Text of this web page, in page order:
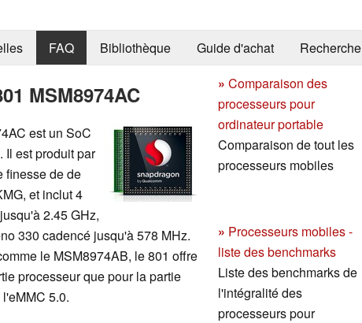
FAQ Bibliothèque Guide d'achat Recherche
MSM8974AC
est un SoC
Il est produit par
finesse de de
et inclut 4
2.45 GHz,
330 cadencé jusqu'à 578 MHz.
le MSM8974AB, le 801 offre
processeur que pour la partie
5.0.
» Comparaison des
processeurs pour
ordinateur portable
Comparaison de tout les
processeurs mobiles
» Processeurs mobiles -
liste des benchmarks
Liste des benchmarks de
l'intégralité des
processeurs pour